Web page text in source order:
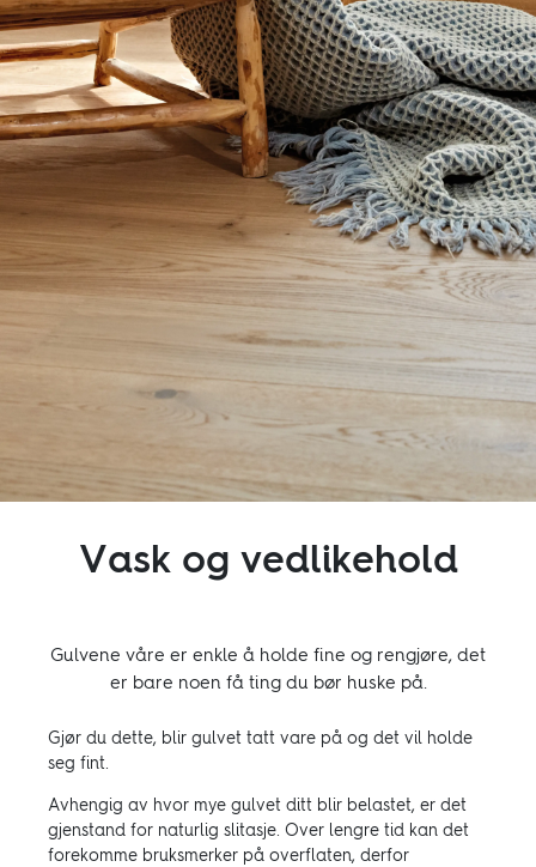
Bærekraft
Teknisk
Følg oss:
FacebookInstagram
PinterestLinkedinYoutube
Vask og vedlikehold
Gulvene våre er enkle å holde fine og rengjøre, det
er bare noen få ting du bør huske på.
Gjør du dette, blir gulvet tatt vare på og det vil holde
seg fint.
Avhengig av hvor mye gulvet ditt blir belastet, er det
gjenstand for naturlig slitasje. Over lengre tid kan det
forekomme bruksmerker på overflaten, derfor